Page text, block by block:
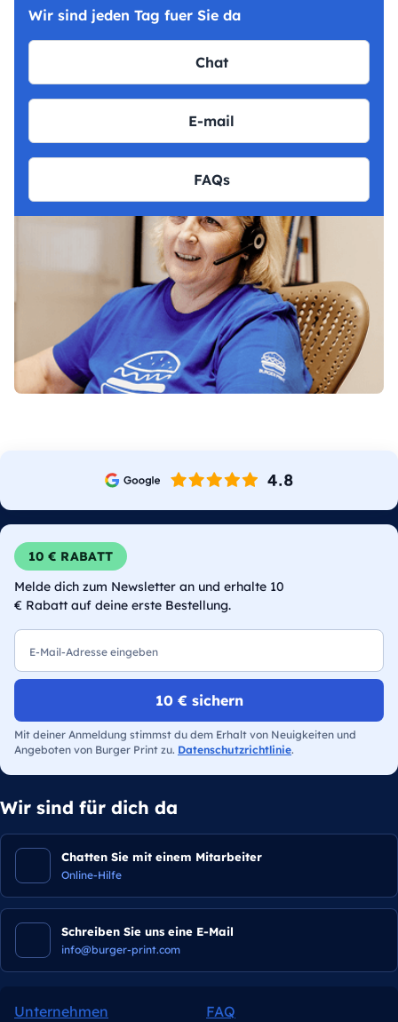
Wir sind jeden Tag fuer Sie da
Chat
E-mail
FAQs
10 € RABATT
Melde dich zum Newsletter an und erhalte 10
€ Rabatt auf deine erste Bestellung.
10 € sichern
Mit deiner Anmeldung stimmst du dem Erhalt von Neuigkeiten und
Angeboten von Burger Print zu. Datenschutzrichtlinie.
Wir sind für dich da
Chatten Sie mit einem Mitarbeiter
Online-Hilfe
Schreiben Sie uns eine E-Mail
info@burger-print.com
Unternehmen
FAQ